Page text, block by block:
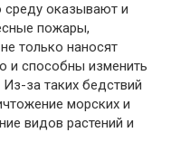
оказывают и
пожары,
только наносят
и способны изменить
Из-за таких бедствий
морских и
видов растений и